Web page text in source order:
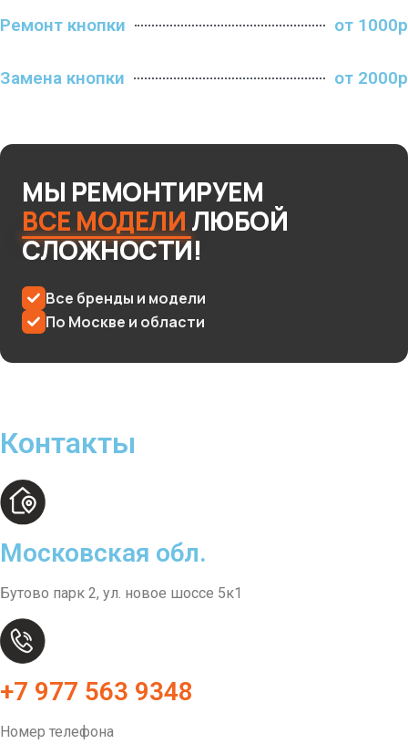
Ремонт кнопки от 1000р
Замена кнопки от 2000р
МЫ РЕМОНТИРУЕМ
ВСЕ МОДЕЛИ ЛЮБОЙ
СЛОЖНОСТИ!
Все бренды и модели
По Москве и области
Контакты
Московская обл.
Бутово парк 2, ул. новое шоссе 5к1
+7 977 563 9348
Номер телефона